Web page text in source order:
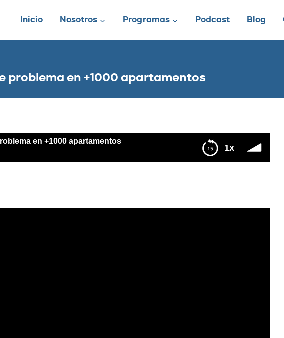
Inicio Nosotros Programas Podcast Blog
problema en +1000 apartamentos
1x
en +1000 apartamentos